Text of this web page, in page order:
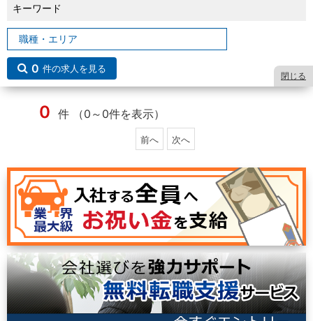
キーワード
0 件の求人を見る
閉じる
0 件 （0～0件を表示）
前へ 次へ